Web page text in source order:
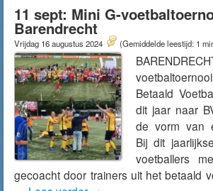
11 sept: Mini G-
Barendrecht
Vrijdag 16 augustus 2024 (Gemiddelde leestijd: 1
Betaald
dit jaar naar
de vorm van
Bij dit
voetballers
gecoacht door trainers uit het betaald